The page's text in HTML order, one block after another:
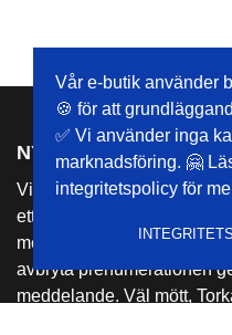
Vår e-butik använder
🍪 för att
✅ Vi använder inga
marknadsföring. 🤗
integritetspolicy för
NYHETSBREV
Vi brukar inte skicka så
ett och annat erbjudande
med någon annan part
avbryta prenumerationen
meddelande. Väl mött,